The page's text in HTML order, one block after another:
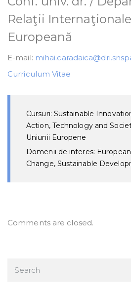
Relaţii
Europeană
E-mail:
Curriculum Vitae
Cursuri: Sustainable
Action, Technology and
Uniunii Europene
Domenii de interes:
Change, Sustainable
Comments are closed.